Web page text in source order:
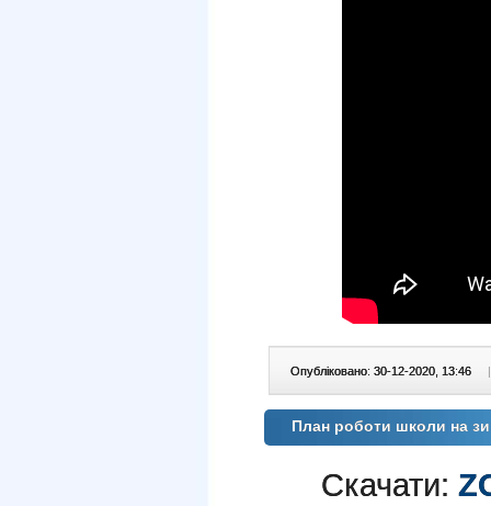
Опубліковано: 30-12-2020, 13:46 |
План роботи школи на
Скачати: